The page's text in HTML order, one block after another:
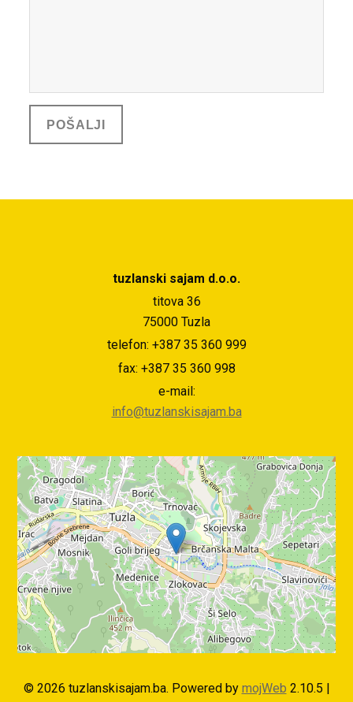
tuzlanski sajam d.o.o.
titova 36
75000 Tuzla
telefon: +387 35 360 999
fax: +387 35 360 998
e-mail:
info@tuzlanskisajam.ba
© 2026 tuzlanskisajam.ba. Powered by mojWeb 2.10.5 |